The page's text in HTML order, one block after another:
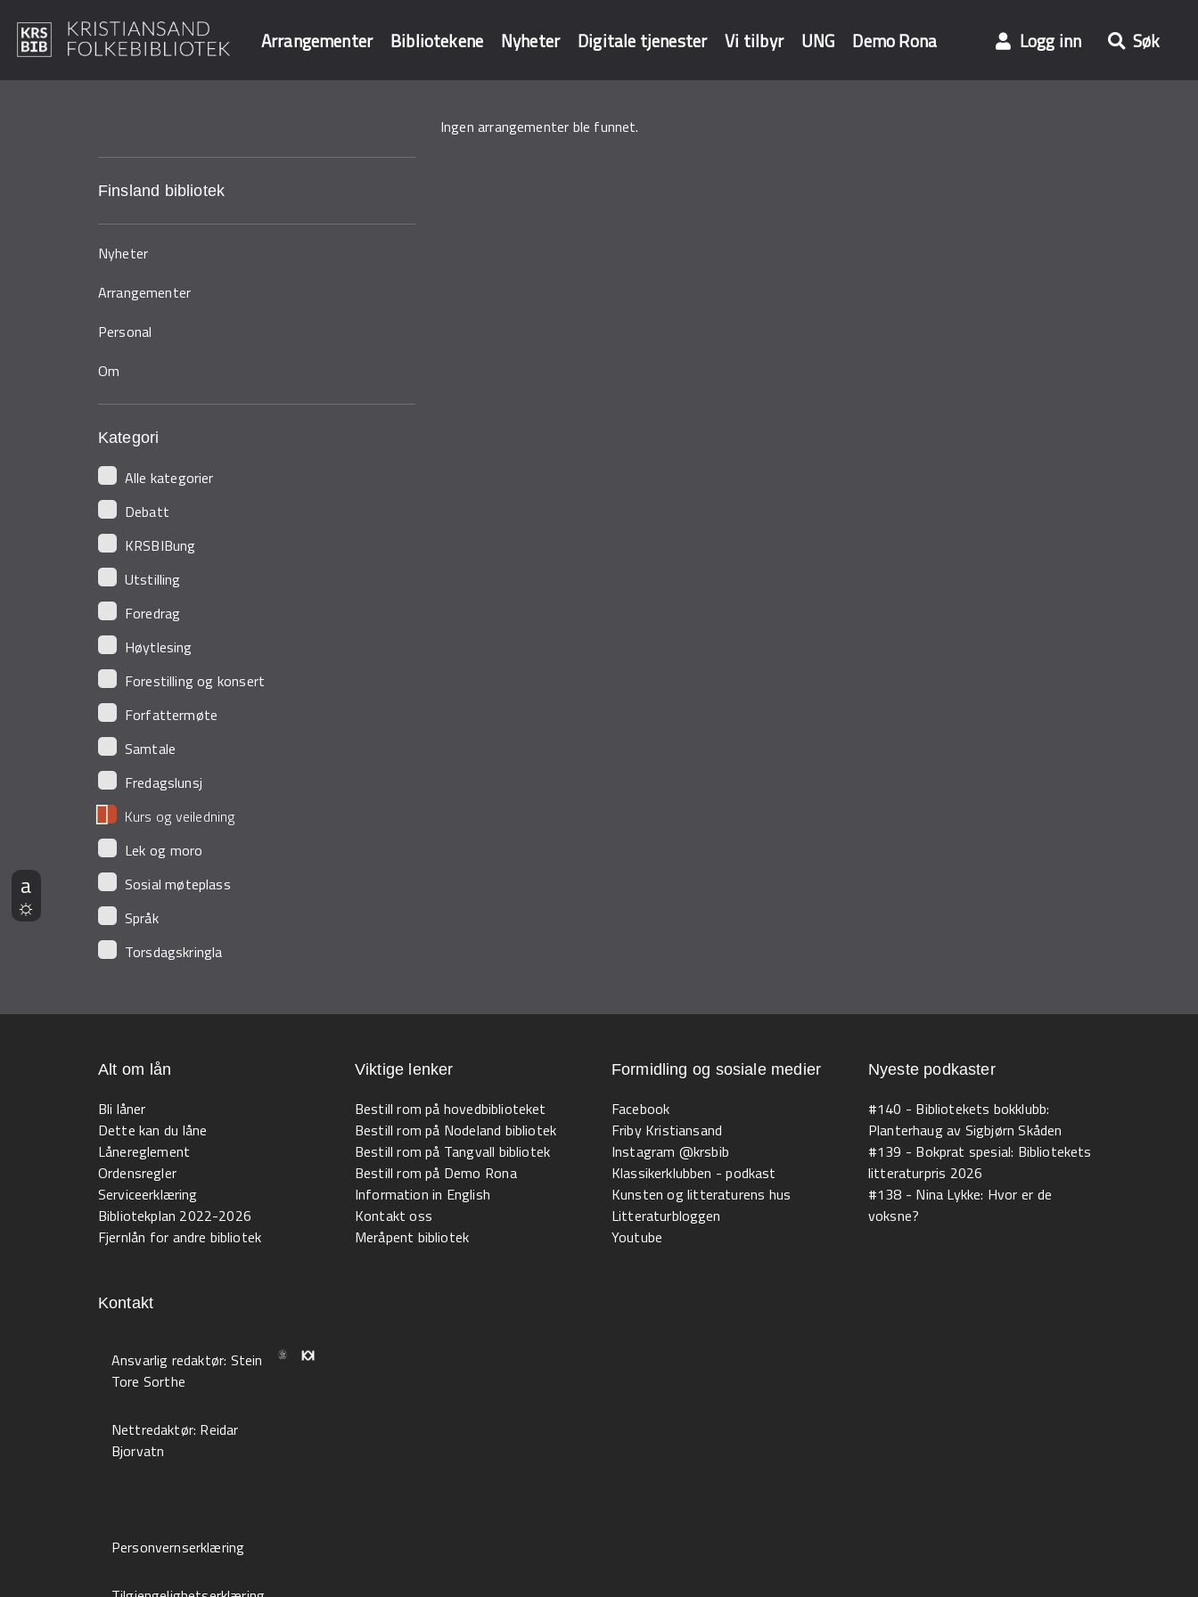
Arrangementer Bibliotekene Nyheter Digitale tjenester Vi tilbyr UNG Demo Rona Logg inn Søk
Finsland bibliotek
Nyheter
Arrangementer
Personal
Om
Kategori
Alle kategorier
Debatt
KRSBIBung
Utstilling
Foredrag
Høytlesing
Forestilling og konsert
Forfattermøte
Samtale
Fredagslunsj
Kurs og veiledning
Lek og moro
Sosial møteplass
Språk
Torsdagskringla
Ingen arrangementer ble funnet.
Alt om lån
Bli låner
Dette kan du låne
Lånereglement
Ordensregler
Serviceerklæring
Bibliotekplan 2022-2026
Fjernlån for andre bibliotek
Viktige lenker
Bestill rom på hovedbiblioteket
Bestill rom på Nodeland bibliotek
Bestill rom på Tangvall bibliotek
Bestill rom på Demo Rona
Information in English
Kontakt oss
Meråpent bibliotek
Formidling og sosiale medier
Facebook
Friby Kristiansand
Instagram @krsbib
Klassikerklubben - podkast
Kunsten og litteraturens hus
Litteraturbloggen
Youtube
Nyeste podkaster
#140 - Bibliotekets bokklubb:
Planterhaug av Sigbjørn Skåden
#139 - Bokprat spesial: Bibliotekets
litteraturpris 2026
#138 - Nina Lykke: Hvor er de
voksne?
Kontakt
Ansvarlig redaktør: Stein
Tore Sorthe
Nettredaktør: Reidar
Bjorvatn
Personvernserklæring